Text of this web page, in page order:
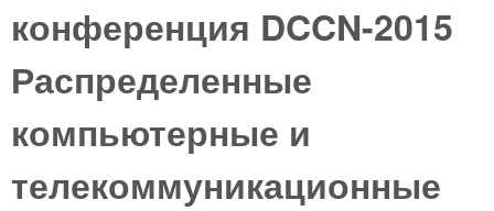
конференция DCCN-2015
Распределенные
компьютерные и
телекоммуникационные